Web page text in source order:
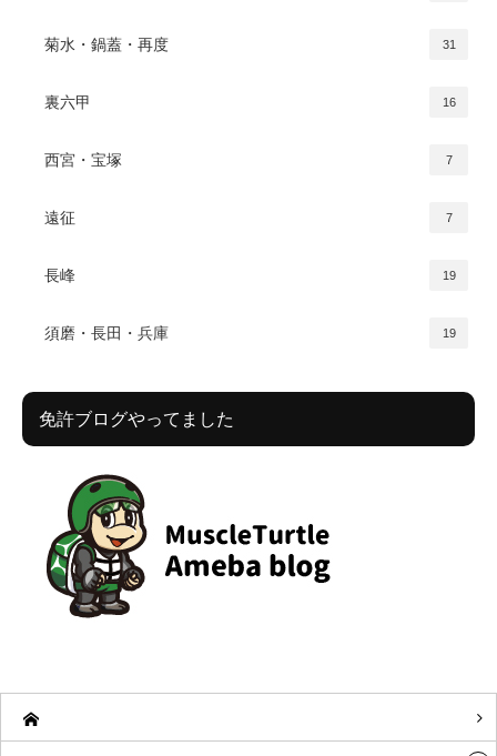
菊水・鍋蓋・再度 31
裏六甲 16
西宮・宝塚 7
遠征 7
長峰 19
須磨・長田・兵庫 19
免許ブログやってました